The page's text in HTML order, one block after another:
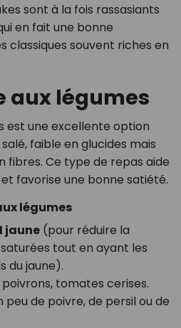
sont à la fois rassasiants
en fait une bonne
classiques souvent riches en
aux légumes
est une excellente option
faible en glucides mais
fibres. Ce type de repas aide
favorise une bonne satiété.
légumes
jaune(pour réduire la
tout en ayant les
du jaune).
tomates cerises.
peu de poivre, de persil ou de